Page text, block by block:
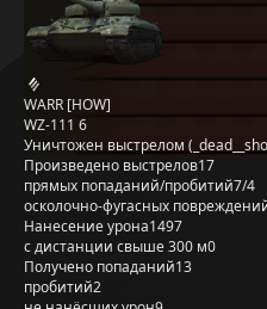
WARR [HOW]
WZ-111 6
Уничтожен выстрелом
Произведено выстрелов17
прямых попаданий/пробитий7/4
осколочно-фугасных
Нанесение урона1497
с дистанции свыше 300 м0
Получено попаданий13
пробитий2